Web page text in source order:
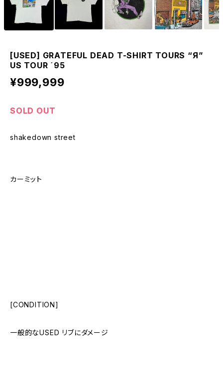
[USED] GRATEFUL DEAD T-SHIRT TOURS “Я”
US TOUR ´95
¥999,999
SOLD OUT
shakedown street
カーミット
[CONDITION]
一般的なUSED リブにダメージ